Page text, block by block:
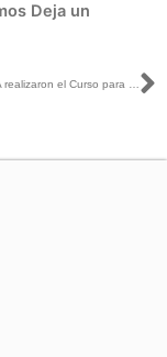
Deja un
El INE y la OEA realizaron el Curso para Candidatas Electorales “Griselda Álvarez Ponce de León”